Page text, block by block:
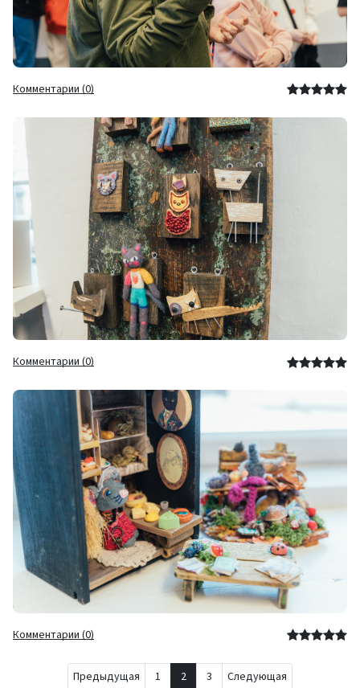
Комментарии (0)
Комментарии (0)
Комментарии (0)
Предыдущая 1 2 3 Следующая